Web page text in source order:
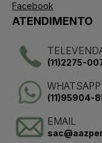
Facebook
ATENDIMENTO
(11)2275-
WHATSAPP
(11)95904-
EMAIL